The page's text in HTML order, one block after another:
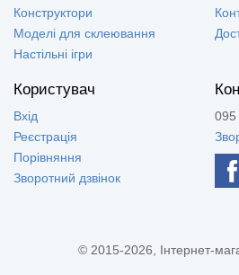
Конструктори
Моделі для склеювання
Настільні ігри
Користувач
Вхід
Реєстрація
Порівняння
Зворотний дзвінок
095
© 2015-2026, Інтернет-